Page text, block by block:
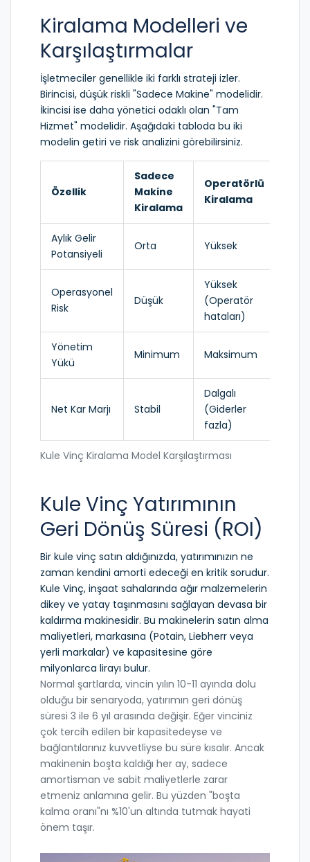
Kiralama Modelleri ve
Karşılaştırmalar
İşletmeciler genellikle iki farklı strateji izler.
Birincisi, düşük riskli "Sadece Makine" modelidir.
İkincisi ise daha yönetici odaklı olan "Tam
Hizmet" modelidir. Aşağıdaki tabloda bu iki
modelin getiri ve risk analizini görebilirsiniz.
Kule Vinç Kiralama Model Karşılaştırması
Özellik
Sadece
Makine
Kiralama
Operatörlü
Kiralama
Aylık Gelir
Potansiyeli
Orta Yüksek
Operasyonel
Risk
Düşük
Yüksek
(Operatör
hataları)
Yönetim
Yükü
Minimum Maksimum
Net Kar Marjı Stabil
Dalgalı
(Giderler
fazla)
Kule Vinç Yatırımının
Geri Dönüş Süresi (ROI)
Bir kule vinç satın aldığınızda, yatırımınızın ne
zaman kendini amorti edeceği en kritik sorudur.
Kule Vinç, inşaat sahalarında ağır malzemelerin
dikey ve yatay taşınmasını sağlayan devasa bir
kaldırma makinesidir. Bu makinelerin satın alma
maliyetleri, markasına (Potain, Liebherr veya
yerli markalar) ve kapasitesine göre
milyonlarca lirayı bulur.
Normal şartlarda, vincin yılın 10-11 ayında dolu
olduğu bir senaryoda, yatırımın geri dönüş
süresi 3 ile 6 yıl arasında değişir. Eğer vinciniz
çok tercih edilen bir kapasitedeyse ve
bağlantılarınız kuvvetliyse bu süre kısalır. Ancak
makinenin boşta kaldığı her ay, sadece
amortisman ve sabit maliyetlerle zarar
etmeniz anlamına gelir. Bu yüzden "boşta
kalma oranı"nı %10'un altında tutmak hayati
önem taşır.